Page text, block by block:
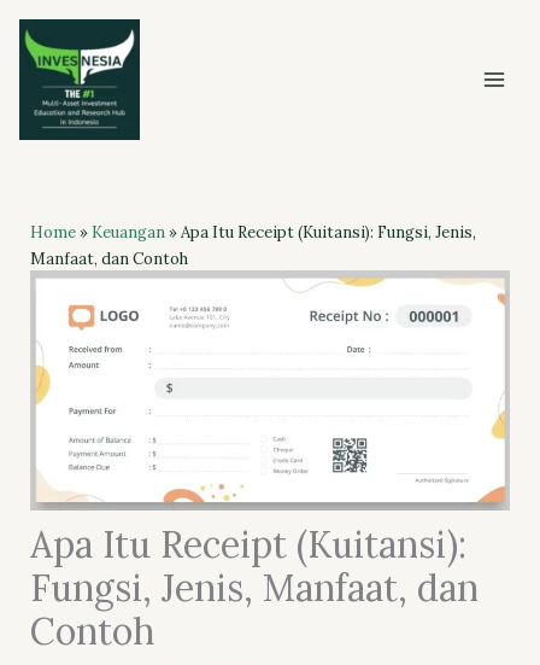
Skip
content
Home» Keuangan»Apa Itu Receipt (Kuitansi): Fungsi, Jenis,
Manfaat, dan Contoh
Apa Itu Receipt (Kuitansi):
Fungsi, Jenis, Manfaat, dan
Contoh